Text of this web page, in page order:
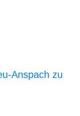
Anspach zu